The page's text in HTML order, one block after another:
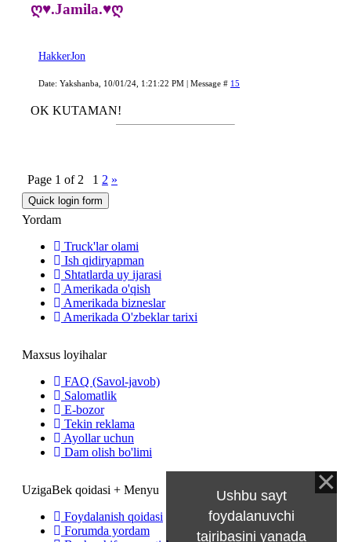
ღ♥.Jamila.♥ღ
HakkerJon
Date: Yakshanba, 10/01/24, 1:21:22 PM | Message # 15
OK KUTAMAN!
Page 1 of 2 1 2 »
Yordam
Truck'lar olami
Ish qidiryapman
Shtatlarda uy ijarasi
Amerikada o'qish
Amerikada bizneslar
Amerikada O'zbeklar tarixi
Maxsus loyihalar
FAQ (Savol-javob)
Salomatlik
E-bozor
Tekin reklama
Ayollar uchun
Dam olish bo'limi
UzigaBek qoidasi + Menyu
Foydalanish qoidasi
Forumda yordam
Ushbu sayt
foydalanuvchi
tajribasini yanada